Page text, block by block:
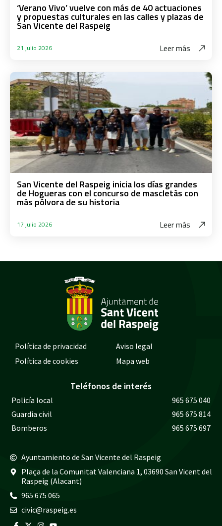
‘Verano Vivo’ vuelve con más de 40 actuaciones
y propuestas culturales en las calles y plazas de
San Vicente del Raspeig
21 julio 2026 Leer más
San Vicente del Raspeig inicia los días grandes
de Hogueras con el concurso de mascletàs con
más pólvora de su historia
17 julio 2026 Leer más
Política de privacidad
Aviso legal
Política de cookies
Mapa web
Teléfonos de interés
Policía local
965 675 040
Guardia civil
965 675 814
Bomberos
965 675 697
Ayuntamiento de San Vicente del Raspeig
Plaça de la Comunitat Valenciana 1, 03690 San Vicent del
Raspeig (Alacant)
965 675 065
civic@raspeig.es